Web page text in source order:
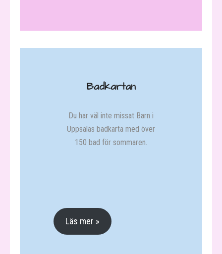
BiU tipsar
och små barn
- Badkartan » Badplatser i
- Tips för regniga dagar!
Badkartan
Du har väl inte missat Barn i
Uppsalas badkarta med över
150 bad för sommaren.
Läs mer »